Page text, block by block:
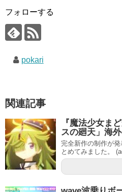
フォローする
pokari
関連記事
『魔法少女ま
スの廻天」海
完全新作の制作が
とめてみました。